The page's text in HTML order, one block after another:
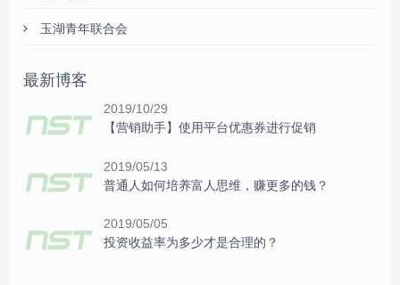
玉湖青年联合会
最新博客
2019/10/29
【营销助手】使用平台优惠券进行促销
2019/05/13
普通人如何培养富人思维，赚更多的钱？
2019/05/05
投资收益率为多少才是合理的？